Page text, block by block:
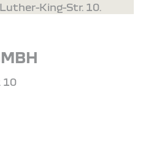
King-Str. 10.
10